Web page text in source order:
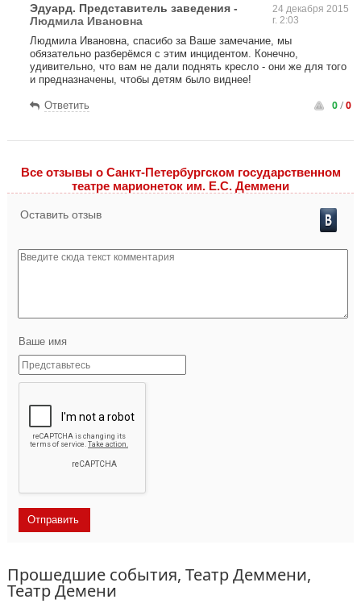
Эдуард. Представитель заведения -
Людмила Ивановна
24 декабря 2015
г. 2:03
Людмила Ивановна, спасибо за Ваше замечание, мы
обязательно разберёмся с этим инцидентом. Конечно,
удивительно, что вам не дали поднять кресло - они же для того
и предназначены, чтобы детям было виднее!
Ответить 0/0
Все отзывы o Санкт-Петербургском государственном
театре марионеток им. Е.С. Деммени
Оставить отзыв
Ваше имя
Прошедшие события, Театр Деммени,
Театр Демени